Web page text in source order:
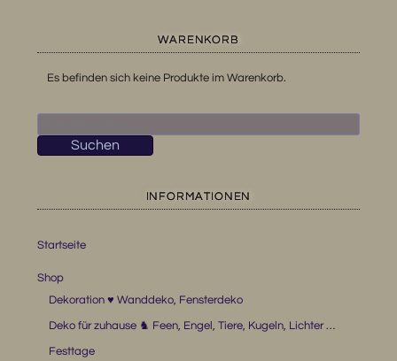
WARENKORB
Es befinden sich keine Produkte im Warenkorb.
nach:
Suchen
INFORMATIONEN
Startseite
Shop
Dekoration ♥ Wanddeko, Fensterdeko
Deko für zuhause ♞ Feen, Engel, Tiere, Kugeln, Lichter …
Festtage